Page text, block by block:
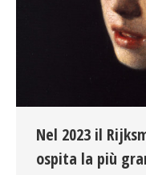
Nel 2023 il
ospita la più